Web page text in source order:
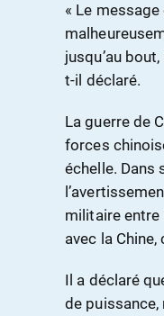
« Le
jusqu’au
t-il déclaré.
La guerre de
forces
échelle. Dans
militaire entre
avec la
Il a déclaré
de puissance,